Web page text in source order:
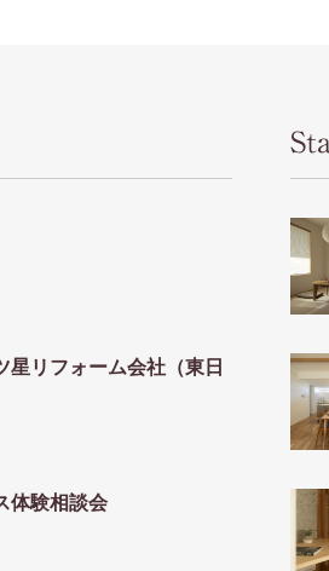
リフォーム会社（東日
体験相談会